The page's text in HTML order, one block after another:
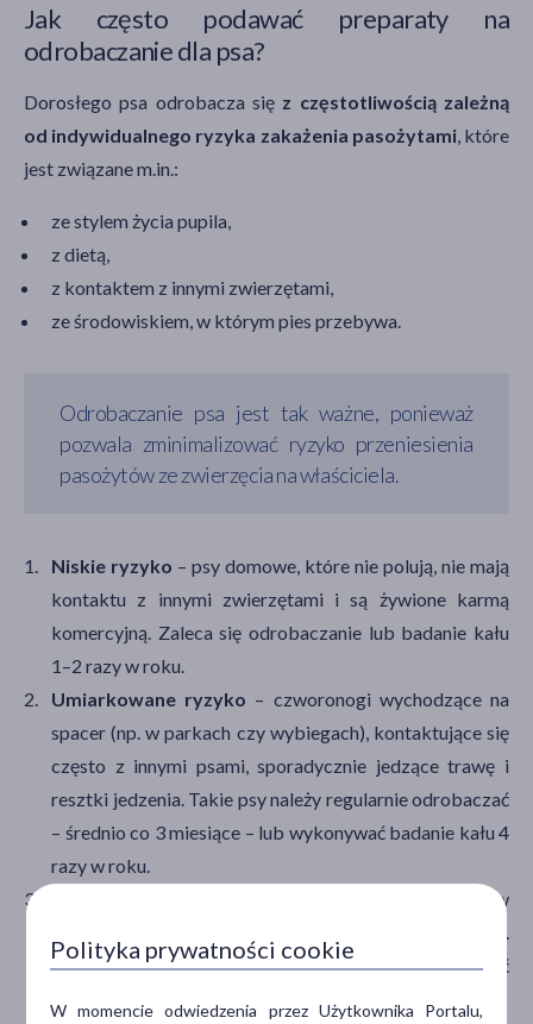
Jak często podawać preparaty na
odrobaczanie dla psa?
Dorosłego psa odrobacza się z częstotliwością zależną
od indywidualnego ryzyka zakażenia pasożytami, które
jest związane m.in.:
ze stylem życia pupila,
z dietą,
z kontaktem z innymi zwierzętami,
ze środowiskiem, w którym pies przebywa.
Odrobaczanie psa jest tak ważne, ponieważ
pozwala zminimalizować ryzyko przeniesienia
pasożytów ze zwierzęcia na właściciela.
Niskie ryzyko – psy domowe, które nie polują, nie mają
kontaktu z innymi zwierzętami i są żywione karmą
komercyjną. Zaleca się odrobaczanie lub badanie kału
1–2 razy w roku.
Umiarkowane ryzyko – czworonogi wychodzące na
spacer (np. w parkach czy wybiegach), kontaktujące się
często z innymi psami, sporadycznie jedzące trawę i
resztki jedzenia. Takie psy należy regularnie odrobaczać
– średnio co 3 miesiące – lub wykonywać badanie kału 4
razy w roku.
– psy żyjące swobodnie w
Odrobaczanie lub badanie kału należy przeprowadzać
Polityka prywatności cookie
W momencie odwiedzenia przez Użytkownika Portalu,